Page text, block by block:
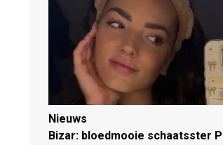
Nieuws
Bizar: bloedmooie schaatsster